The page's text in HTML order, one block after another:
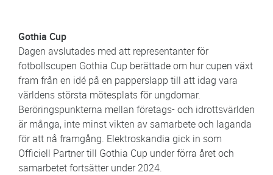
Gothia Cup
Dagen avslutades med att representanter för
fotbollscupen Gothia Cup berättade om hur cupen växt
fram från en idé på en papperslapp till att idag vara
världens största mötesplats för ungdomar.
Beröringspunkterna mellan företags- och idrottsvärlden
är många, inte minst vikten av samarbete och laganda
för att nå framgång. Elektroskandia gick in som
Officiell Partner till Gothia Cup under förra året och
samarbetet fortsätter under 2024.